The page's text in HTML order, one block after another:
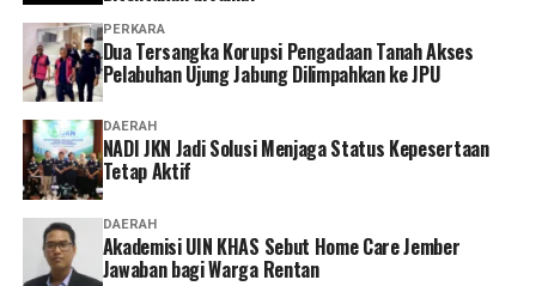
meningkatkan penanganan laporan tersebut ke tahap
penyelidikan dengan memanggil seluruh pihak yang
telah dilaporkan.
‎”Kami meminta KPK memeriksa dan meminta
keterangan dari pihak-pihak yang diduga terlibat dalam
proses penerbitan izin tersebut untuk mengungkap
praktik persekongkolan koruptif ini,” ujarnya. (*)
PERKARA
Dua Tersangka Korupsi Pengadaan Tanah Akses
Pelabuhan Ujung Jabung Dilimpahkan ke JPU
DAERAH
NADI JKN Jadi Solusi Menjaga Status Kepesertaan
Tetap Aktif
DAERAH
Akademisi UIN KHAS Sebut Home Care Jember
Jawaban bagi Warga Rentan